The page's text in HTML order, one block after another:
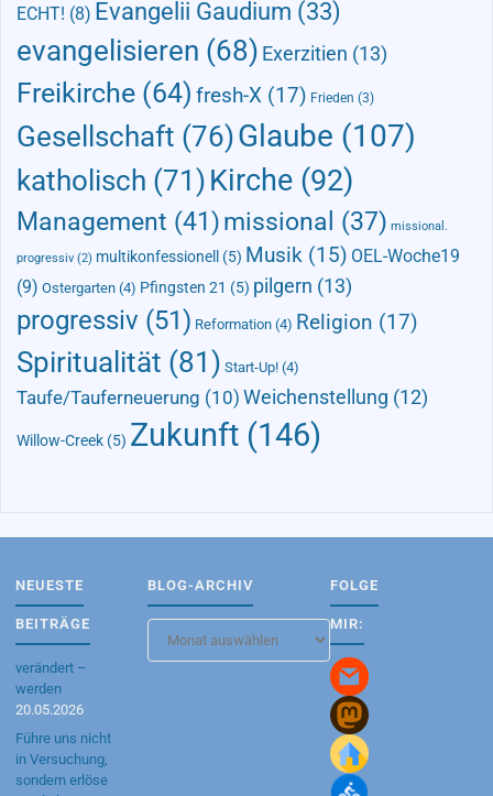
ECHT! (8) Evangelii Gaudium (33)
evangelisieren (68) Exerzitien (13)
Freikirche (64) fresh-X (17) Frieden (3)
Gesellschaft (76)Glaube (107)
katholisch (71) Kirche (92)
Management (41)missional (37) missional.
progressiv (2) multikonfessionell (5) Musik (15) OEL-Woche19
(9) Ostergarten (4) Pfingsten 21 (5) pilgern (13)
progressiv (51) Reformation (4) Religion (17)
Spiritualität (81) Start-Up! (4)
Taufe/Tauferneuerung (10) Weichenstellung (12)
Willow-Creek (5) Zukunft (146)
NEUESTE
BEITRÄGE
verändert –
werden
20.05.2026
Führe uns nicht
in Versuchung,
sondern erlöse
BLOG-ARCHIV
Archiv
FOLGE
MIR: